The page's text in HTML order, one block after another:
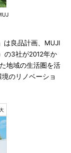
は良品計画、MUJI
の3社が2012年か
地域の生活圏を活
のリノベーショ